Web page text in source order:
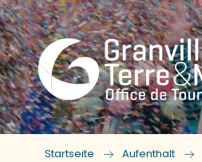
Startseite Aufenthalt